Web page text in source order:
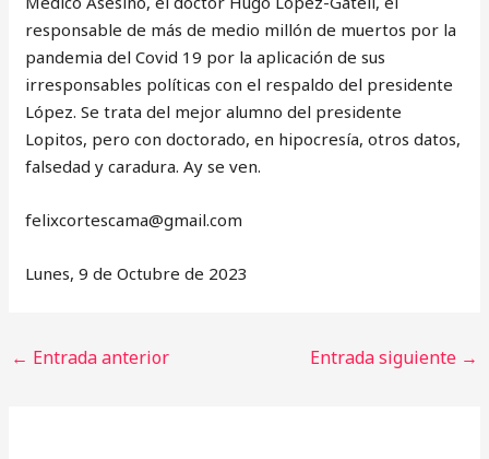
responsable de más de medio millón de muertos por la
pandemia del Covid 19 por la aplicación de sus
irresponsables políticas con el respaldo del presidente
López. Se trata del mejor alumno del presidente
Lopitos, pero con doctorado, en hipocresía, otros datos,
falsedad y caradura. Ay se ven.
‎felixcortescama@gmail.com
Lunes, 9 de Octubre de 2023
← Entrada anterior Entrada siguiente →